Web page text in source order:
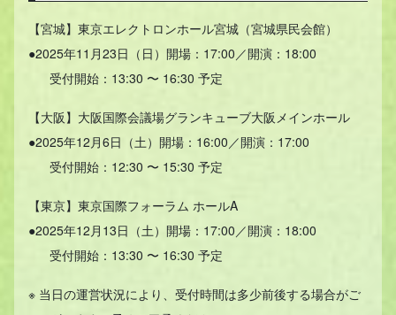
【宮城】東京エレクトロンホール宮城（宮城県民会館）
●2025年11月23日（日）開場：17:00／開演：18:00
受付開始：13:30 〜 16:30 予定
【大阪】大阪国際会議場グランキューブ大阪メインホール
●2025年12月6日（土）開場：16:00／開演：17:00
受付開始：12:30 〜 15:30 予定
【東京】東京国際フォーラム ホールA
●2025年12月13日（土）開場：17:00／開演：18:00
受付開始：13:30 〜 16:30 予定
※ 当日の運営状況により、受付時間は多少前後する場合がご